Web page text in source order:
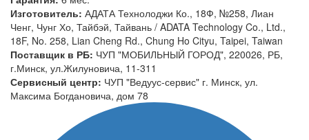
Изготовитель: АДАТА Технолоджи Ко., 18Ф, №258, Лиан
Ченг, Чунг Хо, Тайбэй, Тайвань / ADATA Technology Co., Ltd.,
18F, No. 258, Lian Cheng Rd., Chung Ho Cityu, Taipei, Taiwan
Поставщик в РБ: ЧУП "МОБИЛЬНЫЙ ГОРОД", 220026, РБ,
г.Минск, ул.Жилуновича, 11-311
Сервисный центр: ЧУП "Ведуус-сервис" г. Минск, ул.
Максима Богдановича, дом 78